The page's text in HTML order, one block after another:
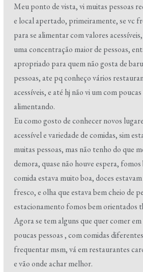
Meu ponto de vista, vi muitas pessoas
e local apertado, primeiramente, se vc
para se alimentar com valores
uma concentração maior de pessoas,
apropriado para quem não gosta de
pessoas, ate pq conheço vários
acessíveis, e até hj não vi um com poucas
alimentando.
Eu como gosto de conhecer novos
acessível e variedade de comidas, sim
muitas pessoas, mas não tenho do que
demora, quase não houve espera,
comida estava muito boa, doces
fresco, e olha que estava bem cheio de
estacionamento fomos bem orientados
Agora se tem alguns que quer comer
poucas pessoas , com comidas
frequentar msm, vá em restaurantes
e vão onde achar melhor.